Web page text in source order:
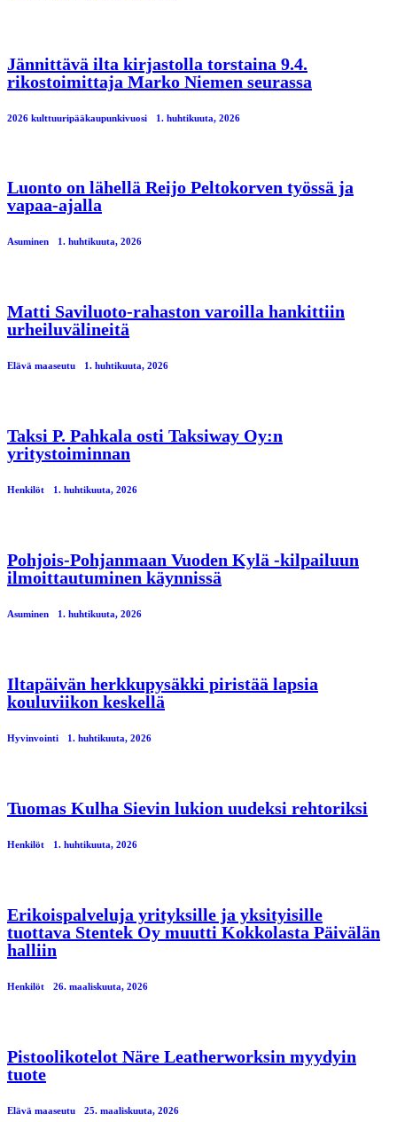
Jännittävä ilta kirjastolla torstaina 9.4.
rikostoimittaja Marko Niemen seurassa
2026 kulttuuripääkaupunkivuosi 1. huhtikuuta, 2026
Luonto on lähellä Reijo Peltokorven työssä ja
vapaa-ajalla
Asuminen 1. huhtikuuta, 2026
Matti Saviluoto-rahaston varoilla hankittiin
urheiluvälineitä
Elävä maaseutu 1. huhtikuuta, 2026
Taksi P. Pahkala osti Taksiway Oy:n
yritystoiminnan
Henkilöt 1. huhtikuuta, 2026
Pohjois-Pohjanmaan Vuoden Kylä -kilpailuun
ilmoittautuminen käynnissä
Asuminen 1. huhtikuuta, 2026
Iltapäivän herkkupysäkki piristää lapsia
kouluviikon keskellä
Hyvinvointi 1. huhtikuuta, 2026
Tuomas Kulha Sievin lukion uudeksi rehtoriksi
Henkilöt 1. huhtikuuta, 2026
Erikoispalveluja yrityksille ja yksityisille
tuottava Stentek Oy muutti Kokkolasta Päivälän
halliin
Henkilöt 26. maaliskuuta, 2026
Pistoolikotelot Näre Leatherworksin myydyin
tuote
Elävä maaseutu 25. maaliskuuta, 2026